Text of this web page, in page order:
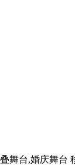
舞台,婚庆舞台